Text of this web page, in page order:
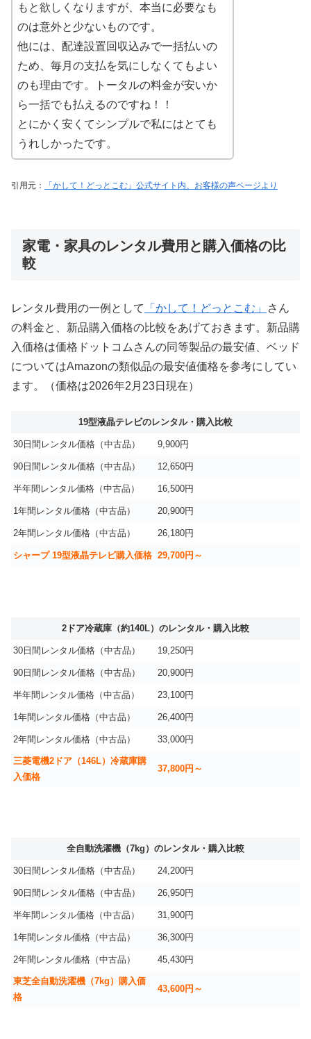
もと欲しくなりますが、本当に必要なも
のは意外と少ないものです。
他には、配達設置回収込みで一括払いの
ため、毎月の支払を気にしなくてもよい
のも理由です。トータルの料金が安いか
ら一括でも払えるのですね！！
とにかく安くてシンプルで私にはとても
うれしかったです。
引用元： 「かして！どっとこむ」公式サイト内、お客様の声ページより
家電・家具のレンタル費用と購入価格の比
較
レンタル費用の一例として 「かして！どっとこむ」
さん
の料金と、新品購入価格の比較をあげておきます。新品購
入価格は価格ドットコムさんの同等製品の最安値、ベッド
についてはAmazonの類似品の最安値価格を参考にしてい
ます。（価格は2026年2月23日現在）
19型液晶テレビのレンタル・購入比較
30日間レンタル価格（中古品） 9,900円
90日間レンタル価格（中古品） 12,650円
半年間レンタル価格（中古品） 16,500円
1年間レンタル価格（中古品） 20,900円
2年間レンタル価格（中古品） 26,180円
シャープ 19型液晶テレビ購入価格 29,700円～
2ドア冷蔵庫（約140L）のレンタル・購入比較
30日間レンタル価格（中古品） 19,250円
90日間レンタル価格（中古品） 20,900円
半年間レンタル価格（中古品） 23,100円
1年間レンタル価格（中古品） 26,400円
2年間レンタル価格（中古品） 33,000円
三菱電機2ドア（146L）冷蔵庫購
入価格
37,800円～
全自動洗濯機（7kg）のレンタル・購入比較
30日間レンタル価格（中古品） 24,200円
90日間レンタル価格（中古品） 26,950円
半年間レンタル価格（中古品） 31,900円
1年間レンタル価格（中古品） 36,300円
2年間レンタル価格（中古品） 45,430円
東芝全自動洗濯機（7kg）購入価
格
43,600円～